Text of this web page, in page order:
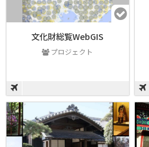
文化財総覧WebGIS
プロジェクト